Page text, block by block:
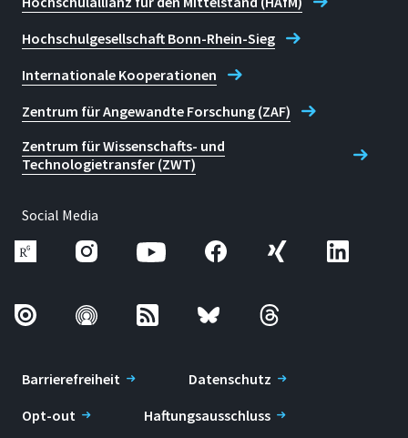
Hochschulgesellschaft Bonn-Rhein-Sieg
Internationale Kooperationen
Zentrum für Angewandte Forschung (ZAF)
Zentrum für Wissenschafts- und
Technologietransfer (ZWT)
Social Media
Barrierefreiheit
Datenschutz
Opt-out
Haftungsausschluss